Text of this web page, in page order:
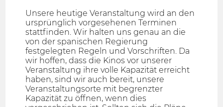
Unsere heutige Veranstaltung wird an den
ursprünglich vorgesehenen Terminen
stattfinden. Wir halten uns genau an die
von der spanischen Regierung
festgelegten Regeln und Vorschriften. Da
wir hoffen, dass die Kinos vor unserer
Veranstaltung ihre volle Kapazität erreicht
haben, sind wir auch bereit, unsere
Veranstaltungsorte mit begrenzter
Kapazität zu öffnen, wenn dies